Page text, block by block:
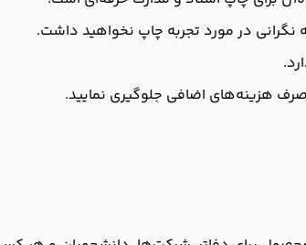
نگرانی در مورد تجربه چاپ نخواهید داشت.
صرف هزینه‌های اضافی جلوگیری نمایید.